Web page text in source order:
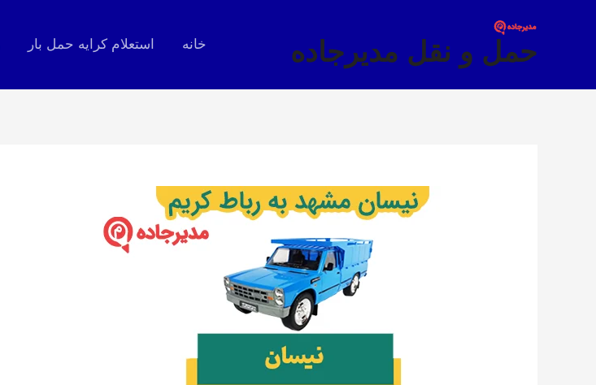
حمل و نقل مدیرجاده خانه استعلام کرایه حمل بار